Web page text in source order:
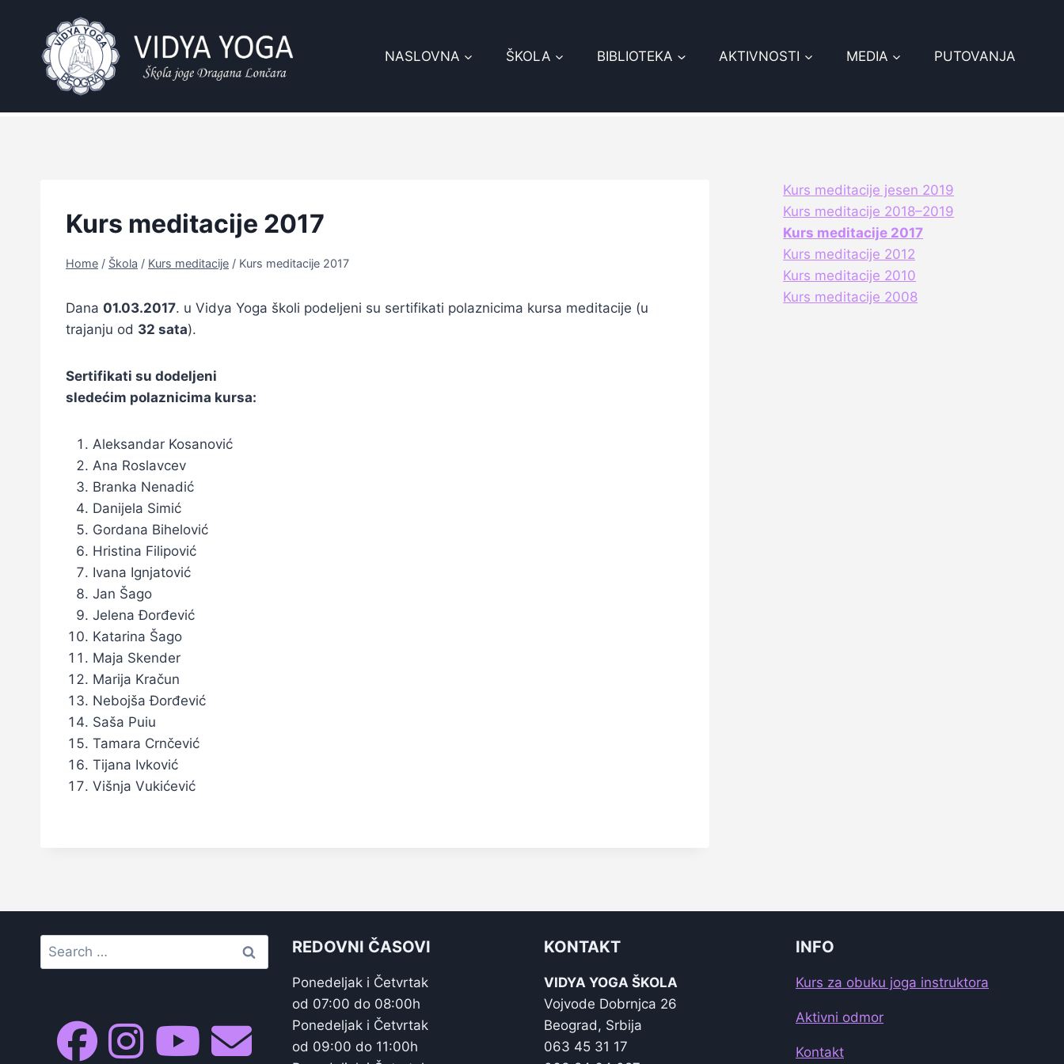
content
NASLOVNA ŠKOLA BIBLIOTEKA AKTIVNOSTI MEDIA PUTOVANJA
Kurs meditacije 2017
Home / Škola / Kurs meditacije / Kurs meditacije 2017
Dana 01.03.2017. u Vidya Yoga školi podeljeni su sertifikati polaznicima kursa meditacije (u
trajanju od 32 sata).
Sertifikati su dodeljeni
sledećim polaznicima kursa:
Aleksandar Kosanović
Ana Roslavcev
Branka Nenadić
Danijela Simić
Gordana Bihelović
Hristina Filipović
Ivana Ignjatović
Jan Šago
Jelena Đorđević
Katarina Šago
Maja Skender
Marija Kračun
Nebojša Đorđević
Saša Puiu
Tamara Crnčević
Tijana Ivković
Višnja Vukićević
Kurs meditacije jesen 2019
Kurs meditacije 2018–2019
Kurs meditacije 2017
Kurs meditacije 2012
Kurs meditacije 2010
Kurs meditacije 2008
Search
for:
REDOVNI ČASOVI
Ponedeljak i Četvrtak
od 07:00 do 08:00h
Ponedeljak i Četvrtak
od 09:00 do 11:00h
KONTAKT
VIDYA YOGA ŠKOLA
Vojvode Dobrnjca 26
Beograd, Srbija
063 45 31 17
INFO
Kurs za obuku joga instruktora
Aktivni odmor
Kontakt